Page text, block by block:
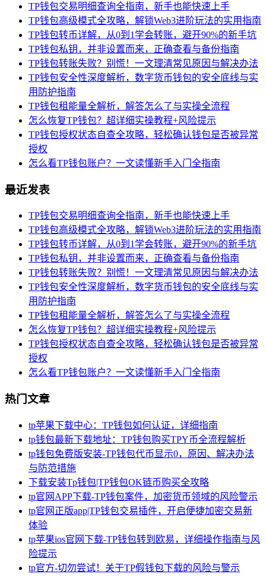
TP钱包交易明细查询全指南，新手也能快速上手
TP钱包高级模式全攻略，解锁Web3进阶玩法的实用指南
TP钱包转币详解，从0到1学会转账，避开90%的新手坑
TP钱包私钥，并非设置而来，正确查看与备份指南
TP钱包转账失败？别慌！一文理清常见原因与解决办法
TP钱包安全性深度解析，数字货币钱包的安全底线与实
用防护指南
TP钱包租能量全解析，解答怎么了与实操全流程
怎么恢复TP钱包？超详细实操教程+风险提示
TP钱包授权状态自查全攻略，轻松确认钱包是否被异常
授权
怎么看TP钱包账户？一文读懂新手入门全指南
最近发表
TP钱包交易明细查询全指南，新手也能快速上手
TP钱包高级模式全攻略，解锁Web3进阶玩法的实用指南
TP钱包转币详解，从0到1学会转账，避开90%的新手坑
TP钱包私钥，并非设置而来，正确查看与备份指南
TP钱包转账失败？别慌！一文理清常见原因与解决办法
TP钱包安全性深度解析，数字货币钱包的安全底线与实
用防护指南
TP钱包租能量全解析，解答怎么了与实操全流程
怎么恢复TP钱包？超详细实操教程+风险提示
TP钱包授权状态自查全攻略，轻松确认钱包是否被异常
授权
怎么看TP钱包账户？一文读懂新手入门全指南
热门文章
tp苹果下载中心：TP钱包如何认证，详细指南
tp钱包最新下载地址：TP钱包购买TPY币全流程解析
tp钱包免费版安装-TP钱包代币显示0，原因、解决办法
与防范措施
下载安装Tp钱包|TP钱包OK链币购买全攻略
tp官网APP下载-TP钱包案件，加密货币领域的风险警示
tp官网正版app|TP钱包交易插件，开启便捷加密交易新
体验
tp苹果ios官网下载-TP钱包转到欧易，详细操作指南与风
险提示
tp官方-切勿尝试！关于TP假钱包下载的风险与警示